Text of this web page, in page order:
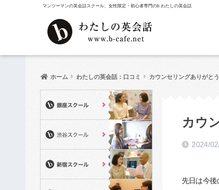
マンツーマンの英会話スクール、女性限定・初心者専門のb わたしの英会話
ホーム わたしの英会話：口コミ カウンセリングありがと
カウ
2024/
先日は今